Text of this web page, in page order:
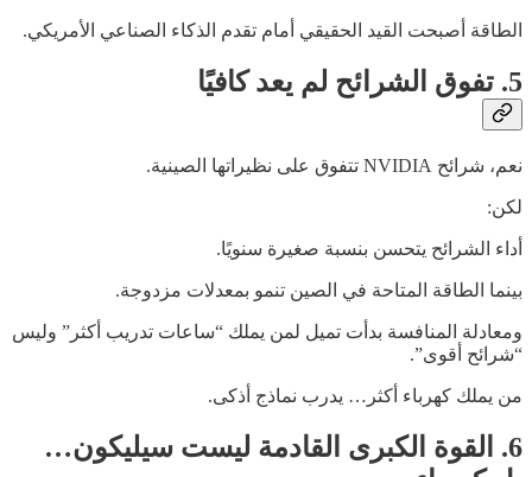
الطاقة أصبحت القيد الحقيقي أمام تقدم الذكاء الصناعي الأمريكي.
5. تفوق الشرائح لم يعد كافيًا
نعم، شرائح NVIDIA تتفوق على نظيراتها الصينية.
لكن:
أداء الشرائح يتحسن بنسبة صغيرة سنويًا.
بينما الطاقة المتاحة في الصين تنمو بمعدلات مزدوجة.
ومعادلة المنافسة بدأت تميل لمن يملك “ساعات تدريب أكثر” وليس
“شرائح أقوى”.
من يملك كهرباء أكثر… يدرب نماذج أذكى.
6. القوة الكبرى القادمة ليست سيليكون…